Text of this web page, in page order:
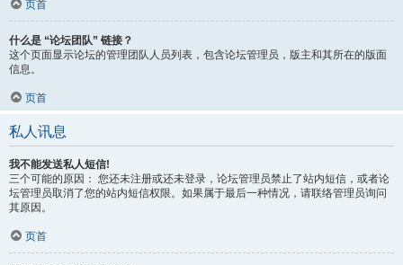
页首
什么是 “论坛团队” 链接？
这个页面显示论坛的管理团队人员列表，包含论坛管理员，版主和其所在的版面
信息。
页首
私人讯息
我不能发送私人短信!
三个可能的原因： 您还未注册或还未登录，论坛管理员禁止了站内短信，或者论
坛管理员取消了您的站内短信权限。如果属于最后一种情况，请联络管理员询问
其原因。
页首